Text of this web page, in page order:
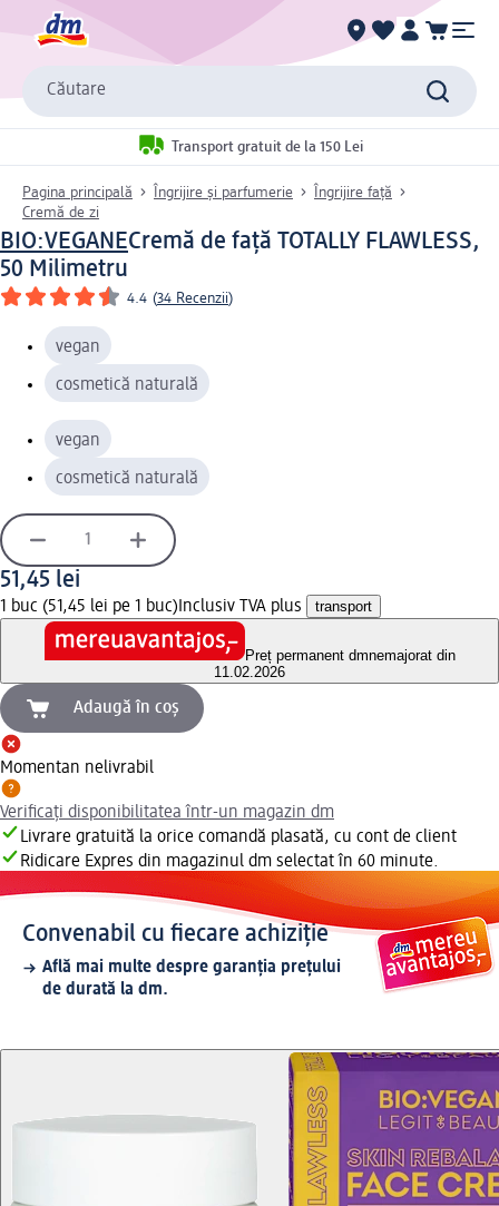
Căutare
Transport gratuit de la 150 Lei
Pagina principală Îngrijire și parfumerie
Îngrijire față
Cremă de zi
BIO:VEGANECremă de față TOTALLY FLAWLESS,
50 Milimetru
4.4 (34 Recenzii)
vegan
cosmetică naturală
vegan
cosmetică naturală
51,45 lei
1 buc (51,45 lei pe 1 buc) Inclusiv TVA plus transport
Preț permanent dmnemajorat din
11.02.2026
Adaugă în coș
Momentan nelivrabil
Verificați disponibilitatea într-un magazin dm
Livrare gratuită la orice comandă plasată, cu cont de client
Ridicare Expres din magazinul dm selectat în 60 minute.
Convenabil cu fiecare achiziție
Află mai multe despre garanția prețului
de durată la dm.